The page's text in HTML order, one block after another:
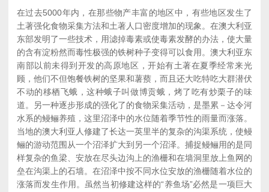
在过去5000年内，在那些物产丰富的地区中，有些地区发生了
土著强化食物采集方法和土著人口密度增加的现象。在澳大利亚
东部发明了一些技术，用滤掉毒素或使毒素发酵的办法，使大量
的含有淀粉然而毒性极强的铁树种子变得可以食用。澳大利亚东
南部以前未得到开发的高原地区，开始有土著在夏季经常来光
顾，他们不但饱餐铁树的坚果和薯蓣，而且还大吃特吃大群潜伏
不动的移栖飞蛾，这种蛾子叫做博贡蛾，烤了吃有炒栗子的味
道。另一种逐步形成的强化了的食物采集活动，是墨累－达令河
水系的鳗鲡养殖，这里沼泽中的水位随着季节性的雨量而涨落。
当地的澳大利亚人修建了长达一英里半的复杂的沟渠系统，使鳗
鲡的游动范围从一个沼泽扩大到另一个沼泽。捕捉鳗鲡用的是同
样复杂的鱼梁、安放在尽头边沟上的渔栅和在墙洞里放上鱼网的
垒在沟渠上的石墙。在沼泽中按不同水位安放的渔栅随着水位的
涨落而发生作用。虽然当初修建这样的“养鱼场”必然是一项巨大